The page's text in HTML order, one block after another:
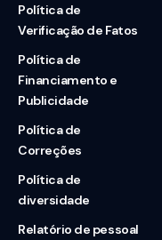
Política de
Verificação de Fatos
Política de
Financiamento e
Publicidade
Política de
Correções
Política de
diversidade
Relatório de pessoal